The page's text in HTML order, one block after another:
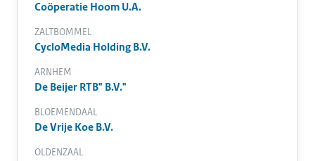
Coöperatie Hoom U.A.
ZALTBOMMEL
CycloMedia Holding B.V.
ARNHEM
De Beijer RTB" B.V."
BLOEMENDAAL
De Vrije Koe B.V.
OLDENZAAL